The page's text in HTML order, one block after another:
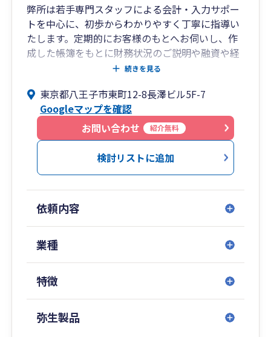
弊所は若手専門スタッフによる会計・入力サポー
トを中心に、初歩からわかりやすく丁寧に指導い
たします。定期的にお客様のもとへお伺いし、作
成した帳簿をもとに財務状況のご説明や融資や経
営に関するご相談をいたします。もちろん当事務
でのやり取りも可能です。
お客様が抱えている悩みや問題等をお気軽にお話
しください。税務・会計の面からアドバイスやサ
ポートをさせて頂きます。
続きを見る
東京都八王子市東町12-8長澤ビル5F-7
Googleマップを確認
お問い合わせ
紹介無料
検討リストに追加
依頼内容
業種
特徴
弥生製品